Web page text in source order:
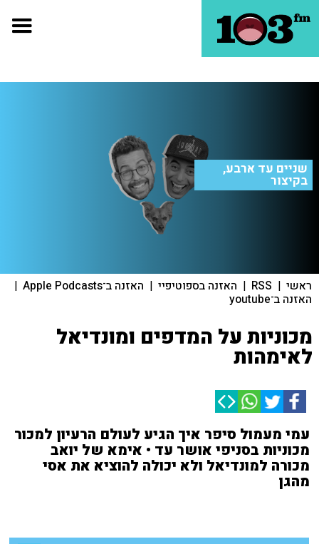
שניים עד ארבע,
בקיצור
ראשי |
RSS
| האזנה בספוטיפיי | האזנה ב־Apple Podcasts |
האזנה ב־youtube
מכוניות על המדפים ומונדיאל
לאימהות
עמי מעמול סיפר איך הגיע לעולם הרעיון למכור
מכוניות בסניפי אושר עד • אימא של יואב
מכורה למונדיאל ולא יכולה להוציא את אסי
מהגן